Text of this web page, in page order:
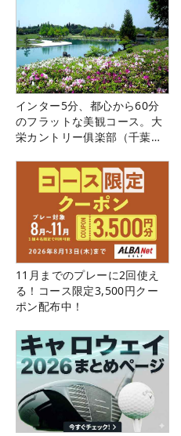
インター5分、都心から60分
のフラットな美観コース。大
栄カントリー俱楽部（千葉
11月までのプレーに2回使え
る！コース限定3,500円クー
ポン配布中！